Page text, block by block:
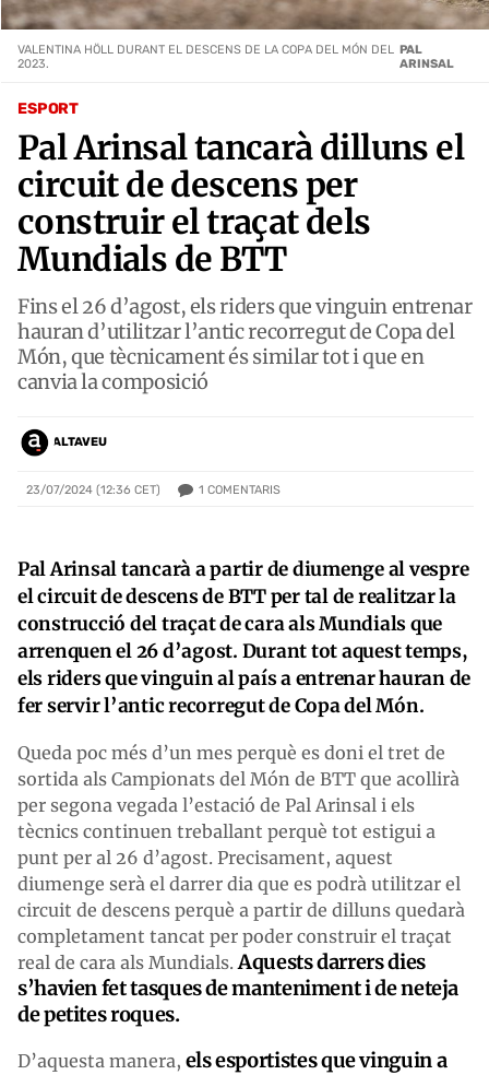
ESPORT
Pal Arinsal tancarà dilluns el
circuit de descens per
construir el traçat dels
Mundials de BTT
Fins el 26 d’agost, els riders que vinguin entrenar
hauran d’utilitzar l’antic recorregut de Copa del
Món, que tècnicament és similar tot i que en
canvia la composició
ALTAVEU
23/07/2024 (12:36 CET) 1 COMENTARIS
VALENTINA HÖLL DURANT EL DESCENS DE LA COPA DEL MÓN DEL
2023.
PAL
ARINSAL
Pal Arinsal tancarà a partir de diumenge al vespre
el circuit de descens de BTT per tal de realitzar la
construcció del traçat de cara als Mundials que
arrenquen el 26 d’agost. Durant tot aquest temps,
els riders que vinguin al país a entrenar hauran de
fer servir l’antic recorregut de Copa del Món.
Queda poc més d’un mes perquè es doni el tret de
sortida als Campionats del Món de BTT que acollirà
per segona vegada l’estació de Pal Arinsal i els
tècnics continuen treballant perquè tot estigui a
punt per al 26 d’agost. Precisament, aquest
diumenge serà el darrer dia que es podrà utilitzar el
circuit de descens perquè a partir de dilluns quedarà
completament tancat per poder construir el traçat
real de cara als Mundials. Aquests darrers dies
s’havien fet tasques de manteniment i de neteja
de petites roques.
D’aquesta manera, els esportistes que vinguin a